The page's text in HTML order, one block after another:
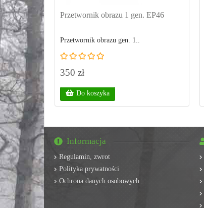
Przetwornik obrazu 1 gen. EP46
Przetwornik obrazu gen. 1..
350 zł
Do koszyka
Informacja
Regulamin, zwrot
Polityka prywatności
Ochrona danych osobowych